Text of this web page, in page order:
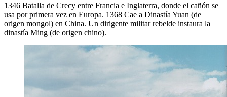
1346 Batalla de Crecy entre Francia e Inglaterra, donde el cañón se
usa por primera vez en Europa. 1368 Cae a Dinastía Yuan (de
origen mongol) en China. Un dirigente militar rebelde instaura la
dinastía Ming (de origen chino).